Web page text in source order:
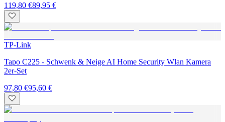
119,80 €89,95 €
TP-Link
Tapo C225 - Schwenk & Neige AI Home Security Wlan Kamera
2er-Set
97,80 €95,60 €